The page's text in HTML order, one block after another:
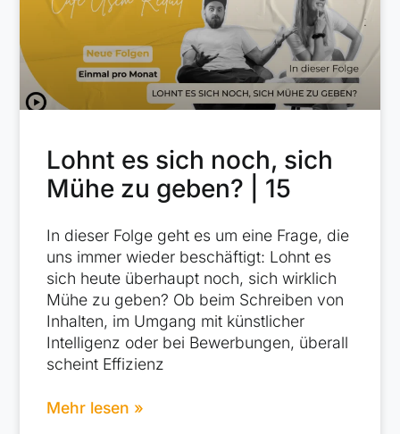
Lohnt es sich noch, sich
Mühe zu geben? | 15
In dieser Folge geht es um eine Frage, die
uns immer wieder beschäftigt: Lohnt es
sich heute überhaupt noch, sich wirklich
Mühe zu geben? Ob beim Schreiben von
Inhalten, im Umgang mit künstlicher
Intelligenz oder bei Bewerbungen, überall
scheint Effizienz
Mehr lesen »